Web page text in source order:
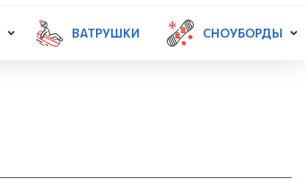
ВАТРУШКИ СНОУБОРДЫ